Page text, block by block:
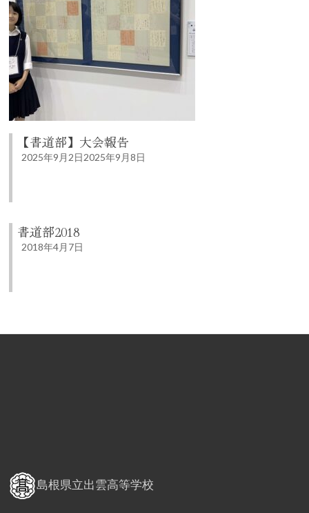
【書道部】大会報告
2025年9月2日2025年9月8日
書道部2018
2018年4月7日
島根県立出雲高等学校